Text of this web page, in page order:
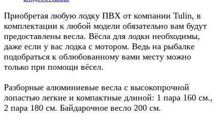
Приобретая любую лодку ПВХ от компании Tulin, в
комплектации к любой модели обязательно вам будут
предоставлены весла. Вёсла для лодки необходимы,
даже если у вас лодка с мотором. Ведь на рыбалке
подобраться к облюбованному вами месту можно
только при помощи вёсел.
Разборные алюминиевые весла с высокопрочной
лопастью легкие и компактные длиной: 1 пара 160 см.,
2 пара 180 см. Байдарочное весло 200 см.